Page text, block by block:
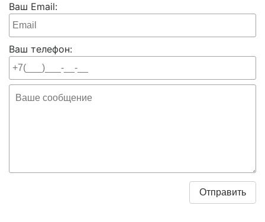
Ваш Email:
Ваш телефон: